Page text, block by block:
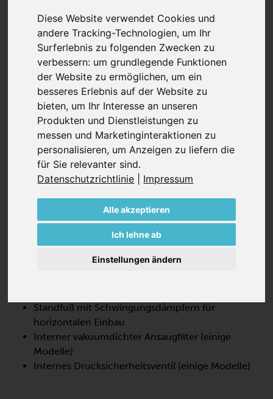
Diese Website verwendet Cookies und
andere Tracking-Technologien, um Ihr
Surferlebnis zu folgenden Zwecken zu
verbessern: um grundlegende Funktionen
der Website zu ermöglichen, um ein
besseres Erlebnis auf der Website zu
bieten, um Ihr Interesse an unseren
Produkten und Dienstleistungen zu
messen und Marketinginteraktionen zu
personalisieren, um Anzeigen zu liefern die
für Sie relevanter sind.
Datenschutzrichtlinie
Impressum
Alle akzeptieren
Ich lehne ab
Einstellungen ändern
SV 200/1
SEITENKANAL-VERDICHTER,
EINSTUFIG
SV 200/1 ist eine Strömungsmaschine, die eine hohe
Leistung bei 100% öl- und kontaktfreiem Betrieb bietet.
Diese Seitenkanalgebläse sind hocheffizient und
erfordern nur minimale Wartung.
Standfuß mit Schwingungsdämpfern für
horizontalen Einbau
Interner vakuumdichter Ansaugfilter (einige
Modelle)
Internes Drucksicherheitsventil (einige Modelle)